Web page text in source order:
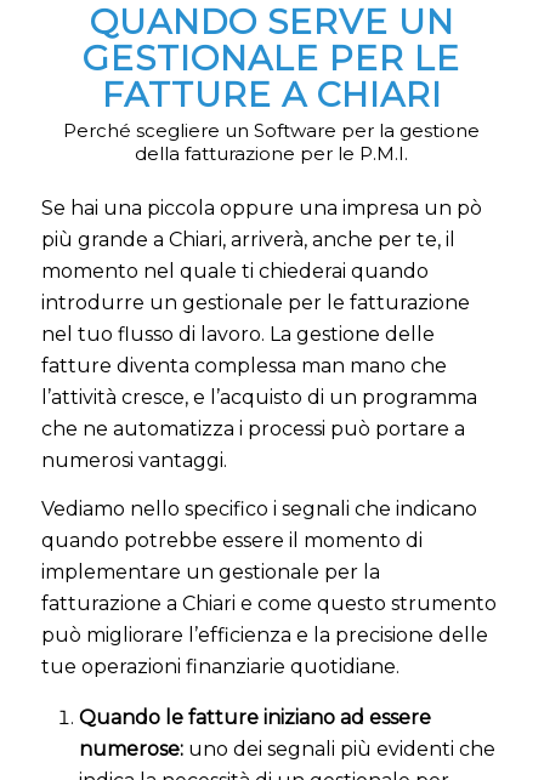
QUANDO SERVE UN
GESTIONALE PER LE
FATTURE A CHIARI
Perché scegliere un Software per la gestione
della fatturazione per le P.M.I.
Se hai una piccola oppure una impresa un pò
più grande a Chiari, arriverà, anche per te, il
momento nel quale ti chiederai quando
introdurre un gestionale per le fatturazione
nel tuo flusso di lavoro. La gestione delle
fatture diventa complessa man mano che
l’attività cresce, e l’acquisto di un programma
che ne automatizza i processi può portare a
numerosi vantaggi.
Vediamo nello specifico i segnali che indicano
quando potrebbe essere il momento di
implementare un gestionale per la
fatturazione a Chiari e come questo strumento
può migliorare l’efficienza e la precisione delle
tue operazioni finanziarie quotidiane.
Quando le fatture iniziano ad essere
numerose: uno dei segnali più evidenti che